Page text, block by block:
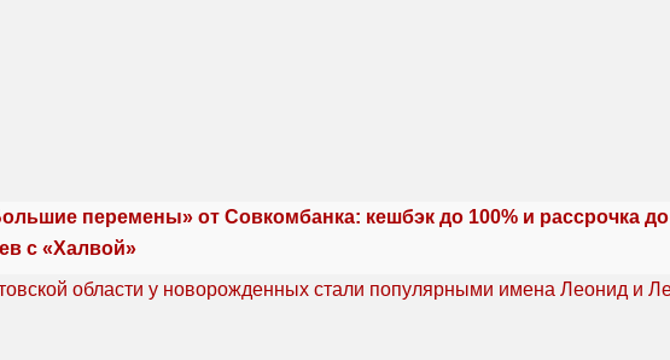
перемены» от Совкомбанка: кешбэк до 100% и рассрочка до
с «Халвой»